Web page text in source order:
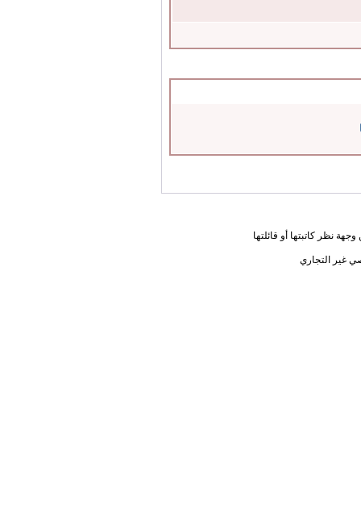
نظر كاتبتها أو قائلتها
غير التجاري